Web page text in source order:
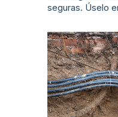
seguras. Úselo